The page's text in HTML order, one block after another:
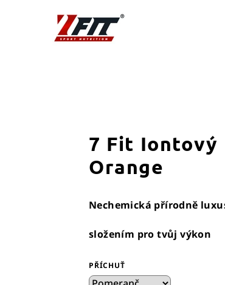
7 Fit Iontový
Orange
Nechemická přírodně
složením pro tvůj výkon
PŘÍCHUŤ